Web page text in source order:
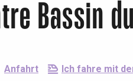
Bassin
Anfahrt Ich fahre mit